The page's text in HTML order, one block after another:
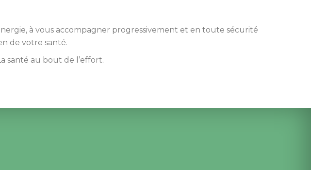
à vous accompagner progressivement et en toute sécurité
de votre santé.
santé au bout de l’effort.